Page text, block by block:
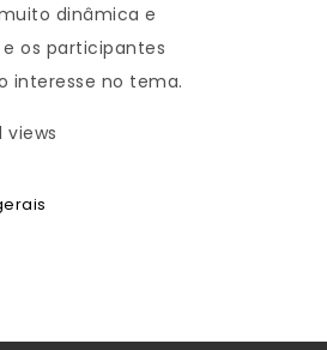
dinâmica e
os participantes
interesse no tema.
views